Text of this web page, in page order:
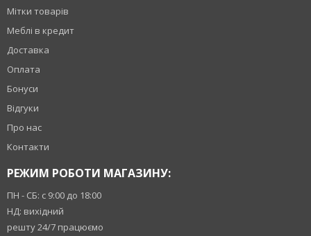
Мітки товарів
Меблі в кредит
Доставка
Оплата
Бонуси
Відгуки
Про нас
Контакти
РЕЖИМ РОБОТИ МАГАЗИНУ:
ПН - СБ: с 9:00 до 18:00
НД: вихідний
решту 24/7 працюємо